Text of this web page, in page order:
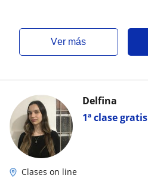
ver más
1ª clase gratis
Delfina
Clases on line